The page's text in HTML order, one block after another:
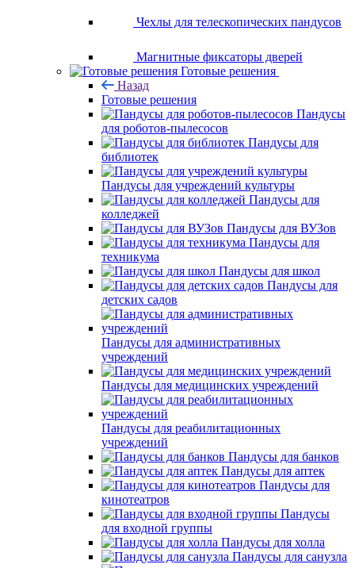
Чехлы для телескопических пандусов
Магнитные фиксаторы дверей
Готовые решения
Назад
Готовые решения
Пандусы
для роботов-пылесосов
Пандусы для
библиотек
Пандусы для учреждений культуры
Пандусы для
колледжей
Пандусы для ВУЗов
Пандусы для
техникума
Пандусы для школ
Пандусы для
детских садов
Пандусы для административных
учреждений
Пандусы для медицинских учреждений
Пандусы для реабилитационных
учреждений
Пандусы для банков
Пандусы для аптек
Пандусы для
кинотеатров
Пандусы
для входной группы
Пандусы для холла
Пандусы для санузла